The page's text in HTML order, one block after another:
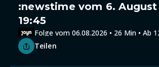
:newstime vom 6.
19:45
Folge vom 06.08.2026 • 26 Min • Ab
Teilen